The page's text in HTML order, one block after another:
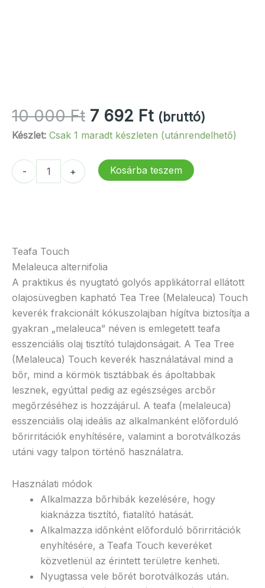
10 000Ft Original
price
10
000 Ft.
7 692 FtCurrent
price
is:
7
692 Ft.
(bruttó)
Készlet: Csak 1 maradt készleten (utánrendelhető)
-
dōTERRA
Teafa
+ Kosárba teszem
Teafa Touch
Melaleuca alternifolia
A praktikus és nyugtató golyós applikátorral ellátott
olajosüvegben kapható Tea Tree (Melaleuca) Touch
keverék frakcionált kókuszolajban hígítva biztosítja a
gyakran „melaleuca” néven is emlegetett teafa
esszenciális olaj tisztító tulajdonságait. A Tea Tree
(Melaleuca) Touch keverék használatával mind a
bőr, mind a körmök tisztábbak és ápoltabbak
lesznek, egyúttal pedig az egészséges arcbőr
megőrzéséhez is hozzájárul. A teafa (melaleuca)
esszenciális olaj ideális az alkalmanként előforduló
bőrirritációk enyhítésére, valamint a borotválkozás
utáni vagy talpon történő használatra.
Használati módok
Alkalmazza bőrhibák kezelésére, hogy
kiaknázza tisztító, fiatalító hatását.
Alkalmazza időnként előforduló bőrirritációk
enyhítésére, a Teafa Touch keveréket
közvetlenül az érintett területre kenheti.
Nyugtassa vele bőrét borotválkozás után.